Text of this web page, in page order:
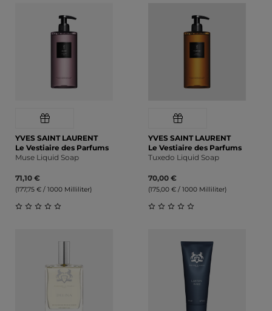
YVES SAINT LAURENT
Le Vestiaire des Parfums
Muse Liquid Soap
71,10 €
(177,75 € / 1000 Milliliter)
YVES SAINT LAURENT
Le Vestiaire des Parfums
Tuxedo Liquid Soap
70,00 €
(175,00 € / 1000 Milliliter)